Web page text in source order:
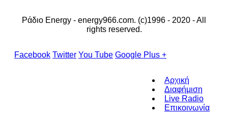
Ράδιο Energy - energy966.com. (c)1996 - 2020 - All
rights reserved.
Facebook Twitter You Tube Google Plus +
Αρχική
Διαφήμιση
Live Radio
Επικοινωνία